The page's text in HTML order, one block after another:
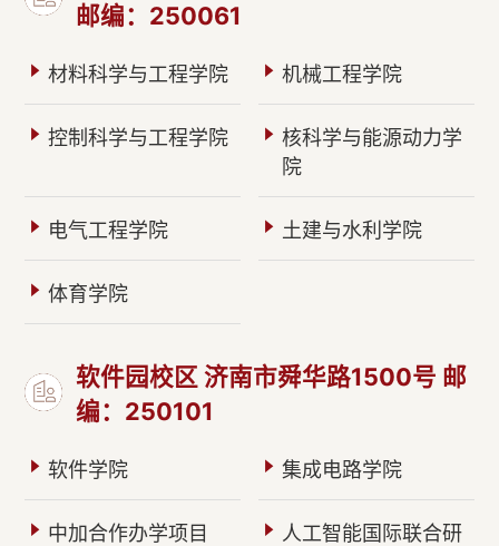
邮编：250061
材料科学与工程学院 机械工程学院
控制科学与工程学院
核科学与能源动力学
院
电气工程学院 土建与水利学院
体育学院
软件园校区 济南市舜华路1500号 邮
编：250101
软件学院 集成电路学院
中加合作办学项目
人工智能国际联合研